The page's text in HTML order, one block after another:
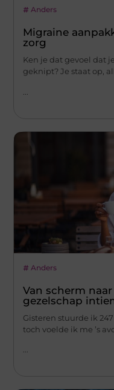
Anders
Migraine
zorg
Ken je dat gevoel dat
geknipt? Je staat op,
Anders
Van scherm
gezelschap
Gisteren stuurde ik
toch voelde ik me ’s